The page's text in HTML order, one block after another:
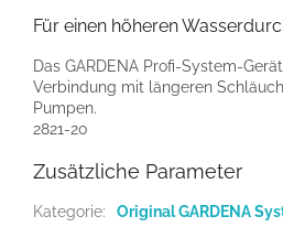
Für einen höheren
Das GARDENA Profi-System-
Verbindung mit längeren
Pumpen.
2821-20
Zusätzliche Parameter
Kategorie:
Original GARDENA